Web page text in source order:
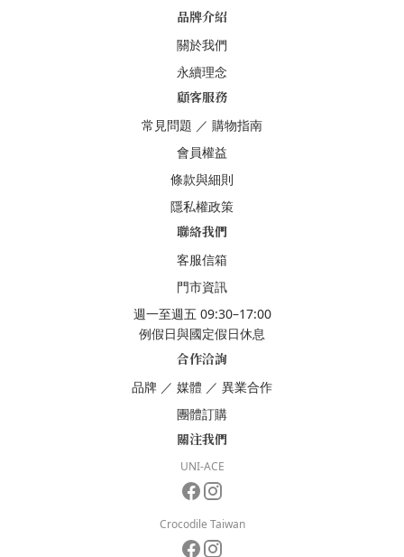
品牌介紹
關於我們
永續理念
顧客服務
常見問題 ／ 購物指南
會員權益
條款與細則
隱私權政策
聯絡我們
客服信箱
門市資訊
週一至週五 09:30–17:00
例假日與國定假日休息
合作洽詢
品牌 ／ 媒體 ／ 異業合作
團體訂購
關注我們
UNI-ACE
Crocodile Taiwan